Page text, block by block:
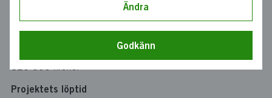
Swerea SICOMP AB-SWEREA SICOMP AB, Linköping
125 000 kronor
Projektets löptid
Ändra
Godkänn